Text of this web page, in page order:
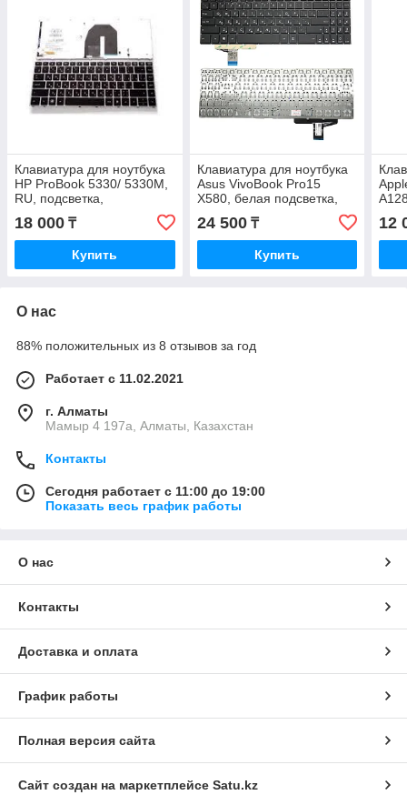
Клавиатура для ноутбука
HP ProBook 5330/ 5330M,
RU, подсветка,
серебристая
18 000 ₸
Купить
Клавиатура для ноутбука
Asus VivoBook Pro15
X580, белая подсветка,
без рамки, черная
24 500₸
Купить
12
О нас
88% положительных из 8 отзывов за год
Работает с 11.02.2021
г. Алматы
Мамыр 4 197а, Алматы, Казахстан
Контакты
Сегодня работает с 11:00 до 19:00
Показать весь график работы
О нас
Контакты
Доставка и оплата
График работы
Полная версия сайта
Сайт создан на маркетплейсе Satu.kz